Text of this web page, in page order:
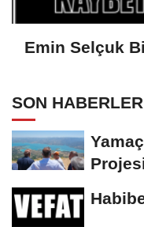
Emin Selçuk
SON HABERLER